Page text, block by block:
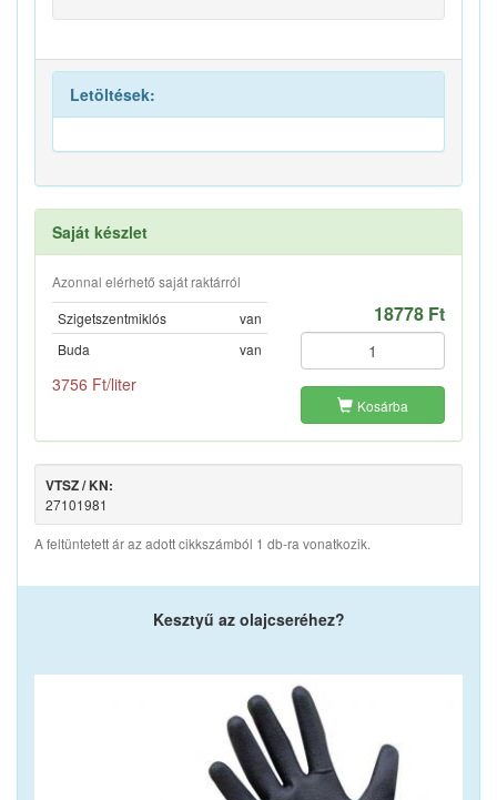
Letöltések:
Saját készlet
Azonnal elérhető saját raktárról
Szigetszentmiklós
van
Buda
van
3756 Ft/liter
18778 Ft
Kosárba
VTSZ / KN:
27101981
A feltüntetett ár az adott cikkszámból 1 db-ra vonatkozik.
Kesztyű az olajcseréhez?